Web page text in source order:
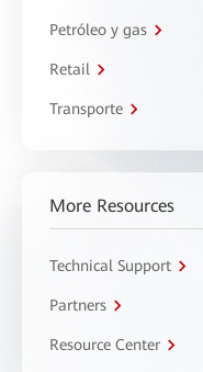
Petróleo y gas
Retail
Transporte
More Resources
Technical Support
Partners
Resource Center